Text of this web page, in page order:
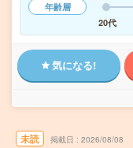
年齢層
20代
気になる!
未読 掲載日 2026/08/08